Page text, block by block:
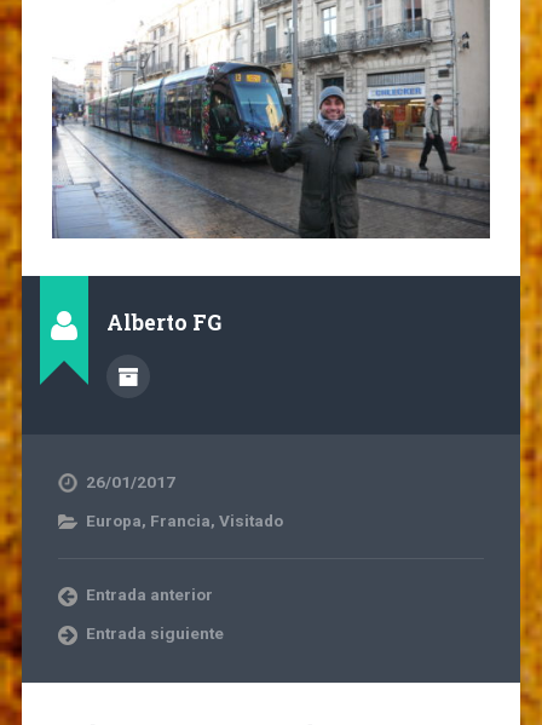
Alberto FG
26/01/2017
Europa, Francia, Visitado
Entrada anterior
Entrada siguiente